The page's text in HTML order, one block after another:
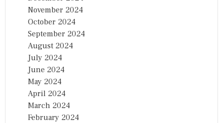
November 2024
October 2024
September 2024
August 2024
July 2024
June 2024
May 2024
April 2024
March 2024
February 2024